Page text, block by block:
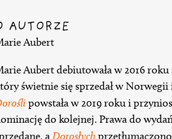
AUTORZE
Aubert
Aubert debiutowała w 2016
świetnie się sprzedał w
powstała w 2019 roku i
do kolejnej. Prawa do
aDorosłych